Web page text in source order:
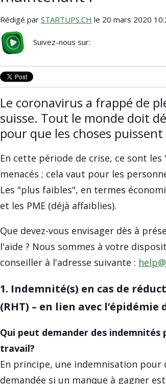
Rédigé par STARTUPS.CH le 20 mars 2020
Suivez-nous sur:
Le coronavirus a frappé de
suisse. Tout le monde doit
pour que les choses
En cette période de crise, ce sont
menacés ; cela vaut pour les
Les "plus faibles", en termes
et les PME (déjà affaiblies).
Que devez-vous envisager dès à
l'aide ? Nous sommes à votre
conseiller à l'adresse suivante :
1. Indemnité(s) en cas de
(RHT) – en lien avec l’épidémie
Qui peut demander des indemnités
travail?
En principe, une indemnisation
demandée si un manque à gagner